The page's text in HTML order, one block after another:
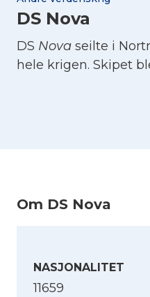
DS Nova
DS Nova seilte i
hele krigen. Skipet
Om DS Nova
NASJONALITET
11659